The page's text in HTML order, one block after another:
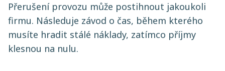
Přerušení provozu může postihnout jakoukoli
firmu. Následuje závod o čas, během kterého
musíte hradit stálé náklady, zatímco příjmy
klesnou na nulu.